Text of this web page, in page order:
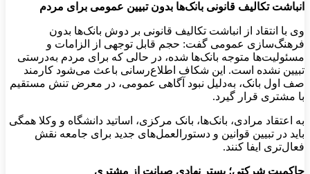
انباشت تکالیف قانونی بانک‌ها بدون تبیین عمومی برای مردم
وی با انتقاد از انباشت تکالیف قانونی بر دوش بانک‌ها بدون
فرهنگ‌سازی عمومی گفت: حجم قابل توجهی از الزامات و
مسئولیت‌ها متوجه بانک‌ها شده، در حالی که برای مردم به‌درستی
تبیین نشده است. این شکاف اطلاع‌رسانی باعث می‌شود کارمند
صف اول بانک، به‌دلیل نبود آگاهی عمومی، در معرض تنش مستقیم
با مشتری قرار گیرد.
به اعتقاد مرادی، بانک‌ها، بانک مرکزی، اساتید دانشگاه و وکلا همگی
باید در تبیین قوانین و دستورالعمل‌های جدید برای جامعه نقش
فعال‌تری ایفا کنند.
حاکمیت شرکتی؛ بستر نهادی صیانت از مشتری